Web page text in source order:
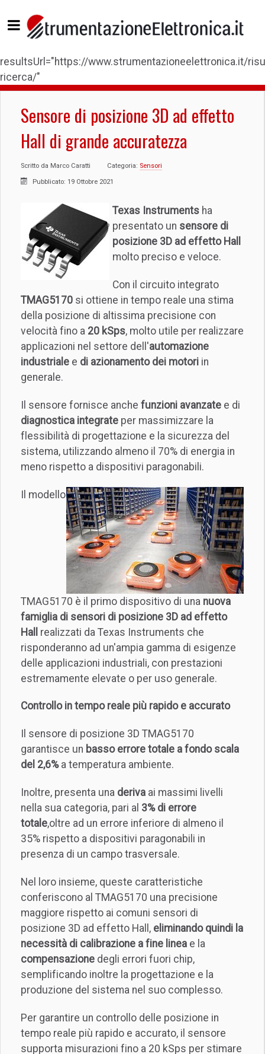
resultsUrl="https://www.strumentazioneelettronica.it/
ricerca/"
Sensore di posizione 3D ad effetto
Hall di grande accuratezza
Scritto da Marco Caratti Categoria: Sensori
Pubblicato: 19 Ottobre 2021
Texas Instruments ha
presentato un sensore di
posizione 3D ad effetto Hall
molto preciso e veloce.
Con il circuito integrato
TMAG5170 si ottiene in tempo reale una stima
della posizione di altissima precisione con
velocità fino a 20 kSps, molto utile per realizzare
applicazioni nel settore dell'automazione
industriale e di azionamento dei motori in
generale.
Il sensore fornisce anche funzioni avanzate e di
diagnostica integrate per massimizzare la
flessibilità di progettazione e la sicurezza del
sistema, utilizzando almeno il 70% di energia in
meno rispetto a dispositivi paragonabili.
Il modello
TMAG5170 è il primo dispositivo di una nuova
famiglia di sensori di posizione 3D ad effetto
Hall
realizzati da Texas Instruments che
risponderanno ad un'ampia gamma di esigenze
delle applicazioni industriali, con prestazioni
estremamente elevate o per uso generale.
Controllo in tempo reale più rapido e accurato
Il sensore di posizione 3D TMAG5170
garantisce un basso errore totale a fondo scala
del 2,6%a temperatura ambiente.
Inoltre, presenta una deriva ai massimi livelli
nella sua categoria, pari al 3% di errore
totale,oltre ad un errore inferiore di almeno il
35% rispetto a dispositivi paragonabili in
presenza di un campo trasversale.
Nel loro insieme, queste caratteristiche
conferiscono al TMAG5170 una precisione
maggiore rispetto ai comuni sensori di
posizione 3D ad effetto Hall, eliminando quindi la
necessità di calibrazione a fine linea e la
compensazione degli errori fuori chip,
semplificando inoltre la progettazione e la
produzione del sistema nel suo complesso.
Per garantire un controllo delle posizione in
tempo reale più rapido e accurato, il sensore
supporta misurazioni fino a 20 kSps per stimare